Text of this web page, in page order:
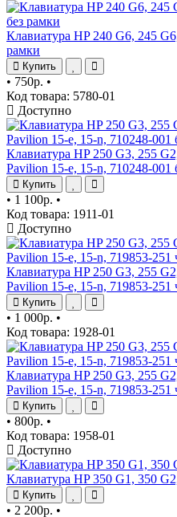
Клавиатура HP 240 G6, 245
рамки
Купить
• 750р. •
Код товара: 5780-01
Доступно
Клавиатура HP 250 G3, 255
Pavilion 15-e, 15-n, 710248-001
Купить
• 1 100р. •
Код товара: 1911-01
Доступно
Клавиатура HP 250 G3, 255
Pavilion 15-e, 15-n, 719853-251
Купить
• 1 000р. •
Код товара: 1928-01
Клавиатура HP 250 G3, 255
Pavilion 15-e, 15-n, 719853-251
Купить
• 800р. •
Код товара: 1958-01
Доступно
Клавиатура HP 350 G1, 350
Купить
• 2 200р. •